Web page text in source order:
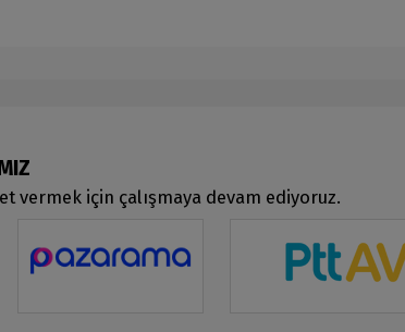
vermek için çalışmaya devam ediyoruz.